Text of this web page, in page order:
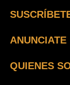
ANUNCIATE
QUIENES